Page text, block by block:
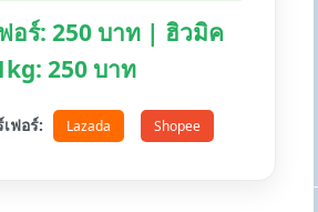
อร์: 250 บาท | ฮิวมิค
250 บาท
ฟอร์: Lazada Shopee